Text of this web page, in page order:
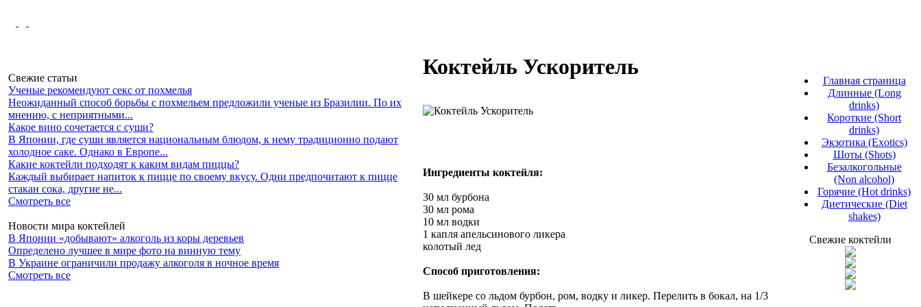
Свежие статьи
Ученые рекомендуют секс от похмелья
Неожиданный способ борьбы с похмельем предложили ученые из Бразилии. По их
мнению, с неприятными...
Какое вино сочетается с суши?
В Японии, где суши является национальным блюдом, к нему традиционно подают
холодное саке. Однако в Европе...
Какие коктейли подходят к каким видам пиццы?
Каждый выбирает напиток к пицце по своему вкусу. Одни предпочитают к пицце
стакан сока, другие не...
Смотреть все
Новости мира коктейлей
В Японии «добывают» алкоголь из коры деревьев
Определено лучшее в мире фото на винную тему
В Украине ограничили продажу алкоголя в ночное время
Смотреть все
Коктейль Ускоритель
Ингредиенты коктейля:
30 мл бурбона
30 мл рома
10 мл водки
1 капля апельсинового ликера
колотый лед
Способ приготовления:
В шейкере со льдом бурбон, ром, водку и ликер. Перелить в бокал, на 1/3
Главная страница
Длинные (Long
drinks)
Короткие (Short
drinks)
Экзотика (Exotics)
Шоты (Shots)
Безалкогольные
(Non alcohol)
Горячие (Hot drinks)
Диетические (Diet
shakes)
Свежие коктейли